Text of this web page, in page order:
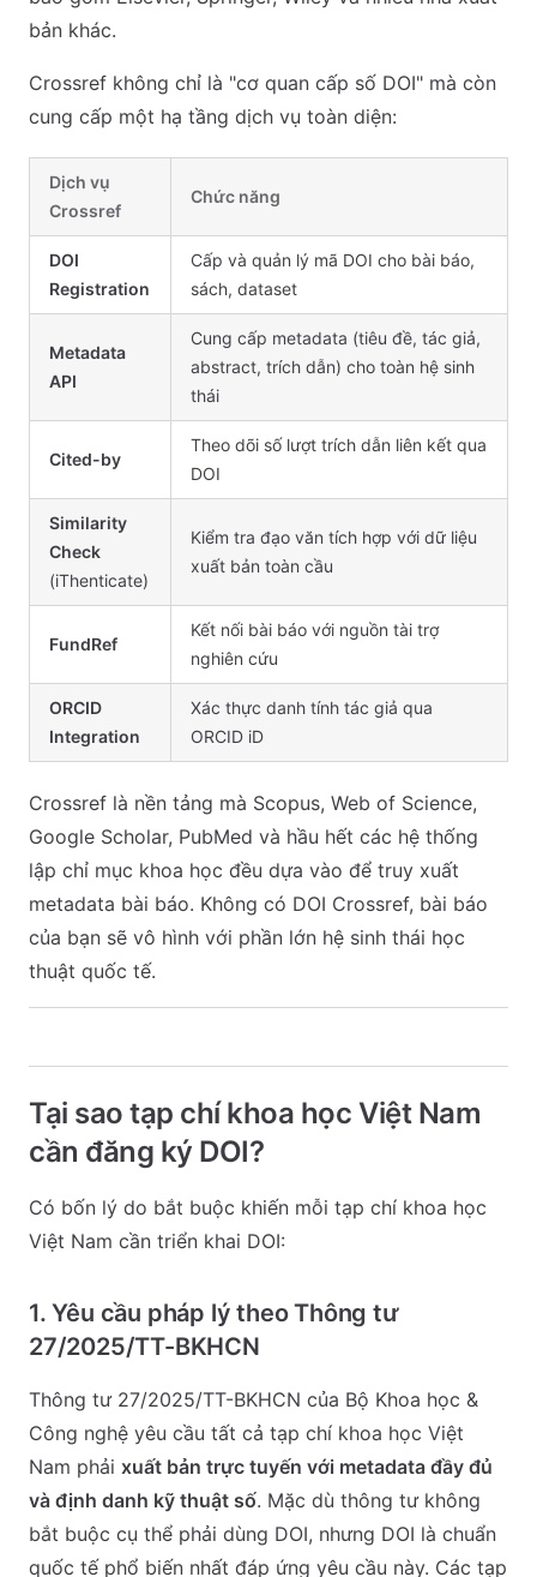
bản khác.
Crossref không chỉ là "cơ quan cấp số DOI" mà còn
cung cấp một hạ tầng dịch vụ toàn diện:
Dịch vụ
Crossref
Chức năng
DOI
Registration
Cấp và quản lý mã DOI cho bài báo,
sách, dataset
Metadata
API
Cung cấp metadata (tiêu đề, tác giả,
abstract, trích dẫn) cho toàn hệ sinh
thái
Cited-by
Theo dõi số lượt trích dẫn liên kết qua
DOI
Similarity
Check
(iThenticate)
Kiểm tra đạo văn tích hợp với dữ liệu
xuất bản toàn cầu
FundRef
Kết nối bài báo với nguồn tài trợ
nghiên cứu
ORCID
Integration
Xác thực danh tính tác giả qua
ORCID iD
Crossref là nền tảng mà Scopus, Web of Science,
Google Scholar, PubMed và hầu hết các hệ thống
lập chỉ mục khoa học đều dựa vào để truy xuất
metadata bài báo. Không có DOI Crossref, bài báo
của bạn sẽ vô hình với phần lớn hệ sinh thái học
thuật quốc tế.
Tại sao tạp chí khoa học Việt Nam
cần đăng ký DOI?
Có bốn lý do bắt buộc khiến mỗi tạp chí khoa học
Việt Nam cần triển khai DOI:
1. Yêu cầu pháp lý theo Thông tư
27/2025/TT-BKHCN
Thông tư 27/2025/TT-BKHCN của Bộ Khoa học &
Công nghệ yêu cầu tất cả tạp chí khoa học Việt
Nam phải xuất bản trực tuyến với metadata đầy đủ
và định danh kỹ thuật số. Mặc dù thông tư không
bắt buộc cụ thể phải dùng DOI, nhưng DOI là chuẩn
quốc tế phổ biến nhất đáp ứng yêu cầu này. Các tạp